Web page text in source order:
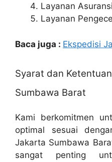
Layanan
Layanan
Baca juga : Ekspedisi
Syarat dan
Sumbawa Barat
Kami berkomitmen
optimal sesuai
Jakarta Sumbawa
sangat penting